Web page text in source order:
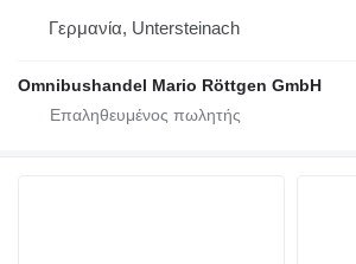
Γερμανία, Untersteinach
Omnibushandel Mario Röttgen GmbH